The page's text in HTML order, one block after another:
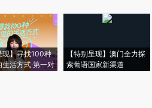
现】寻找100种
活方式·第一对
【特别呈现】澳门全力探
索葡语国家新渠道